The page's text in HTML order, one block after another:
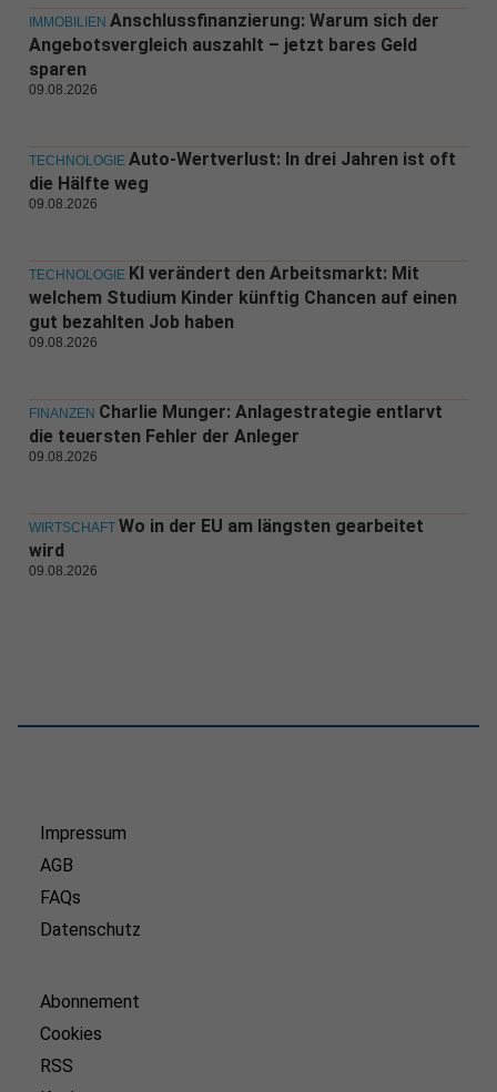
IMMOBILIEN Anschlussfinanzierung: Warum sich der
Angebotsvergleich auszahlt – jetzt bares Geld
sparen
09.08.2026
TECHNOLOGIE Auto-Wertverlust: In drei Jahren ist oft
die Hälfte weg
09.08.2026
TECHNOLOGIE KI verändert den Arbeitsmarkt: Mit
welchem Studium Kinder künftig Chancen auf einen
gut bezahlten Job haben
09.08.2026
FINANZEN Charlie Munger: Anlagestrategie entlarvt
die teuersten Fehler der Anleger
09.08.2026
WIRTSCHAFT Wo in der EU am längsten gearbeitet
wird
09.08.2026
Impressum
AGB
FAQs
Datenschutz
Abonnement
Cookies
RSS